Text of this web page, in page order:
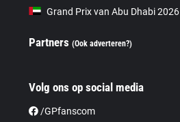
Grand Prix van Abu Dhabi 2026
Partners(Ook adverteren?)
Volg ons op social media
/GPfanscom